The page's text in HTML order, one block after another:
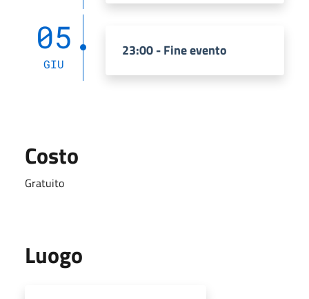
05
GIU
23:00 - Fine evento
Costo
Gratuito
Luogo